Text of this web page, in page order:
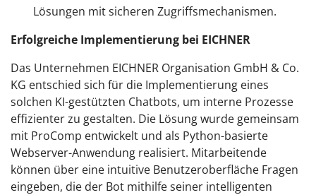
Lösungen mit sicheren Zugriffsmechanismen.
Erfolgreiche Implementierung bei EICHNER
Das Unternehmen EICHNER Organisation GmbH & Co.
KG entschied sich für die Implementierung eines
solchen KI-gestützten Chatbots, um interne Prozesse
effizienter zu gestalten. Die Lösung wurde gemeinsam
mit ProComp entwickelt und als Python-basierte
Webserver-Anwendung realisiert. Mitarbeitende
können über eine intuitive Benutzeroberfläche Fragen
eingeben, die der Bot mithilfe seiner intelligenten